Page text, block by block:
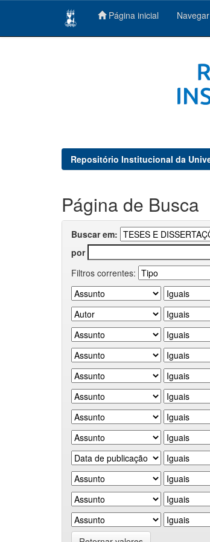
Página inicial Navegar
Repositório Institucional da
Página de Busca
Buscar em:
por
Filtros correntes: